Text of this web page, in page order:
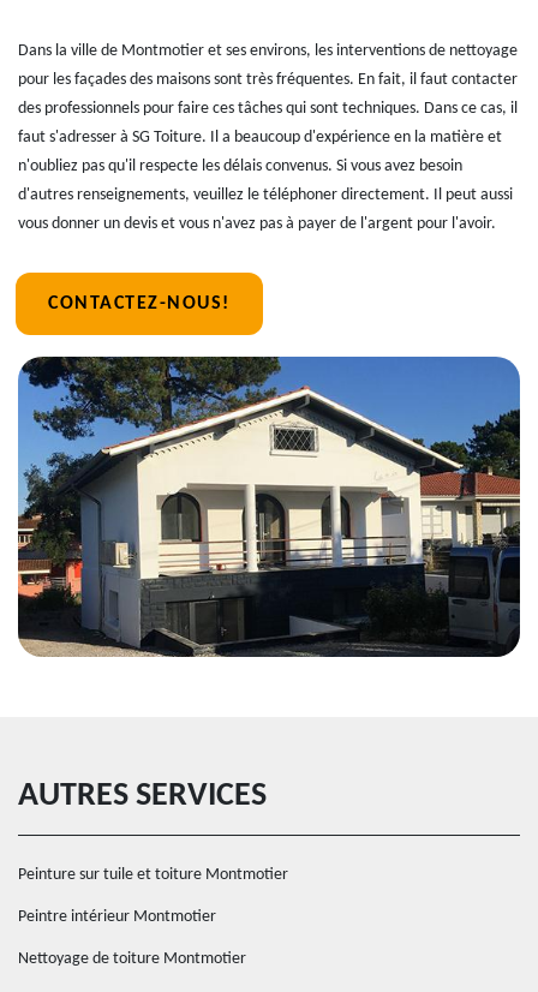
Dans la ville de Montmotier et ses environs, les interventions de nettoyage
pour les façades des maisons sont très fréquentes. En fait, il faut contacter
des professionnels pour faire ces tâches qui sont techniques. Dans ce cas, il
faut s'adresser à SG Toiture. Il a beaucoup d'expérience en la matière et
n'oubliez pas qu'il respecte les délais convenus. Si vous avez besoin
d'autres renseignements, veuillez le téléphoner directement. Il peut aussi
vous donner un devis et vous n'avez pas à payer de l'argent pour l'avoir.
CONTACTEZ-NOUS!
AUTRES SERVICES
Peinture sur tuile et toiture Montmotier
Peintre intérieur Montmotier
Nettoyage de toiture Montmotier